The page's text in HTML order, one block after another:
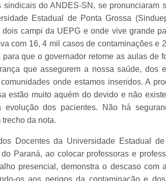
sindicais do ANDES-SN, se pronunciaram
Estadual de Ponta Grossa
dois campi da UEPG e onde vive grande
com 16, 4 mil casos de contaminações e
para que o governador retome as aulas de
que assegurem a nossa saúde, dos
onde estamos inseridos. A
estão muito aquém do devido e não
evolução dos pacientes. Não há
trecho da nota.
Docentes da Universidade Estadual
Paraná, ao colocar professoras e
presencial, demonstra o descaso